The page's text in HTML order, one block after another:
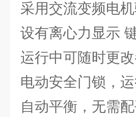
采用交流变频电
设有离心力显示
运行中可随时更
电动安全门锁，
自动平衡，无需